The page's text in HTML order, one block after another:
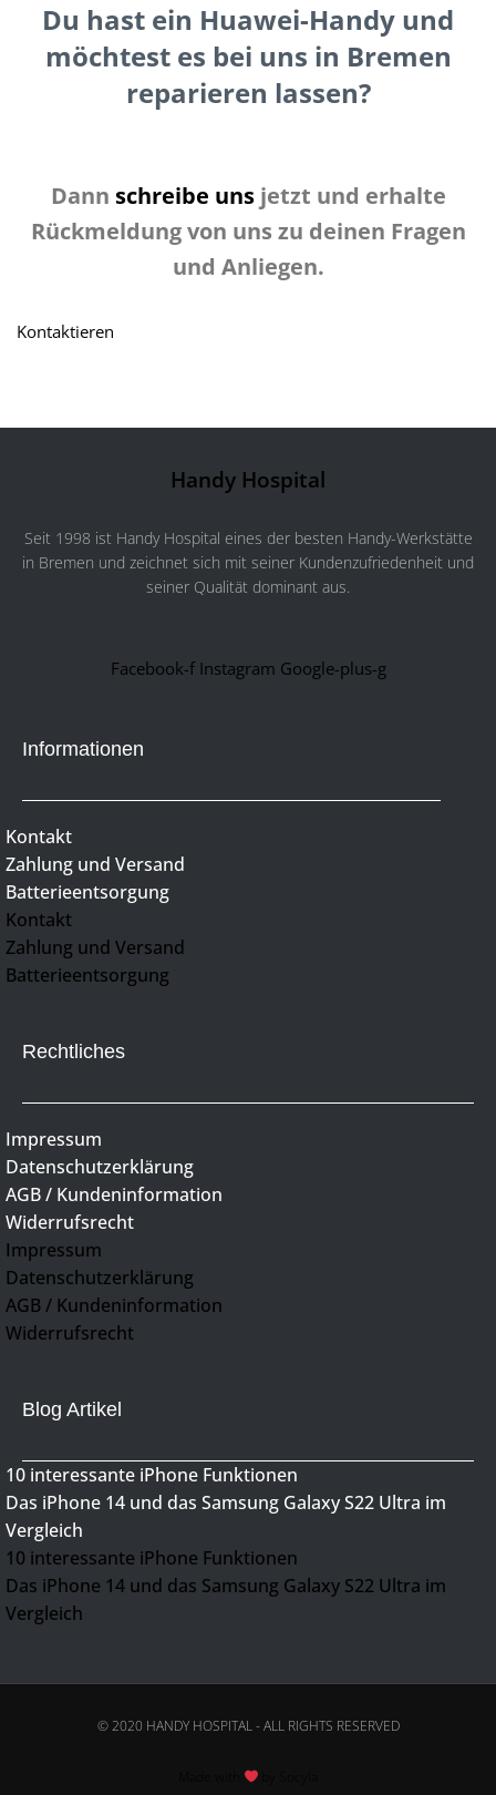
Du hast ein Huawei-Handy und
möchtest es bei uns in Bremen
reparieren lassen?
Dann schreibe unsjetzt und erhalte
Rückmeldung von uns zu deinen Fragen
und Anliegen.
Kontaktieren
Handy Hospital
Seit 1998 ist Handy Hospital eines der besten Handy-Werkstätte
in Bremen und zeichnet sich mit seiner Kundenzufriedenheit und
seiner Qualität dominant aus.
Facebook-f Instagram Google-plus-g
Informationen
Kontakt
Zahlung und Versand
Batterieentsorgung
Kontakt
Zahlung und Versand
Batterieentsorgung
Rechtliches
Impressum
Datenschutzerklärung
AGB / Kundeninformation
Widerrufsrecht
Impressum
Datenschutzerklärung
AGB / Kundeninformation
Widerrufsrecht
Blog Artikel
10 interessante iPhone Funktionen
Das iPhone 14 und das Samsung Galaxy S22 Ultra im
Vergleich
10 interessante iPhone Funktionen
Das iPhone 14 und das Samsung Galaxy S22 Ultra im
Vergleich
© 2020 HANDY HOSPITAL - ALL RIGHTS RESERVED